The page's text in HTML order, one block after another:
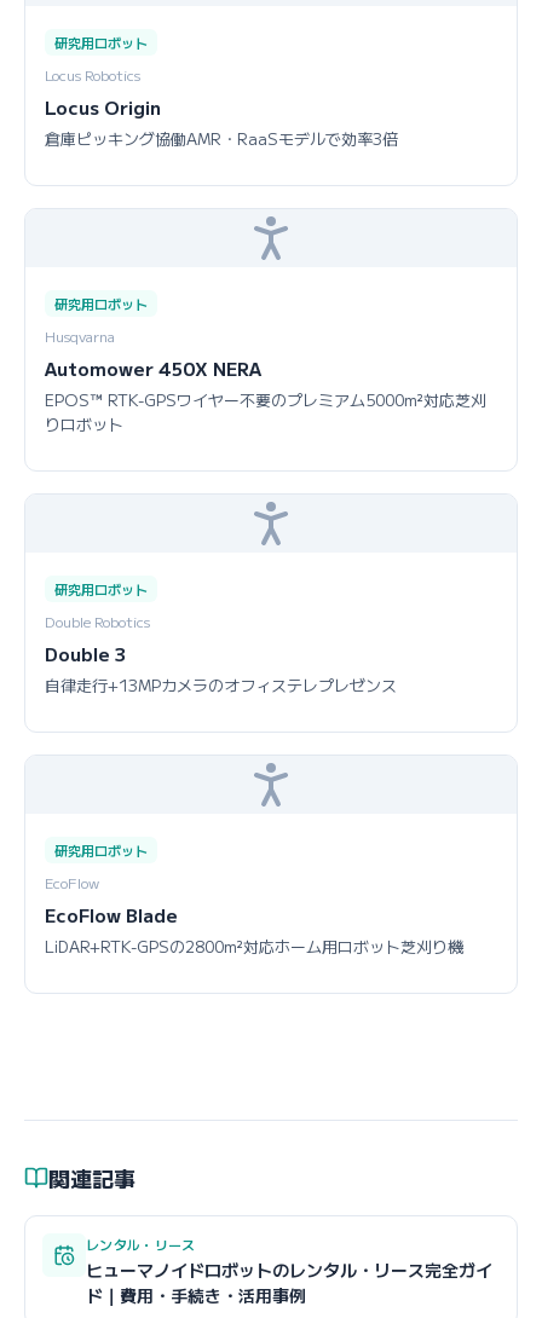
研究用ロボット
Locus Robotics
Locus Origin
倉庫ピッキング協働AMR・RaaSモデルで効率3倍
研究用ロボット
Husqvarna
Automower 450X NERA
EPOS™ RTK-GPSワイヤー不要のプレミアム5000m²対応芝刈
りロボット
研究用ロボット
Double Robotics
Double 3
自律走行+13MPカメラのオフィステレプレゼンス
研究用ロボット
EcoFlow
EcoFlow Blade
LiDAR+RTK-GPSの2800m²対応ホーム用ロボット芝刈り機
関連記事
レンタル・リース
ヒューマノイドロボットのレンタル・リース完全ガイ
ド｜費用・手続き・活用事例